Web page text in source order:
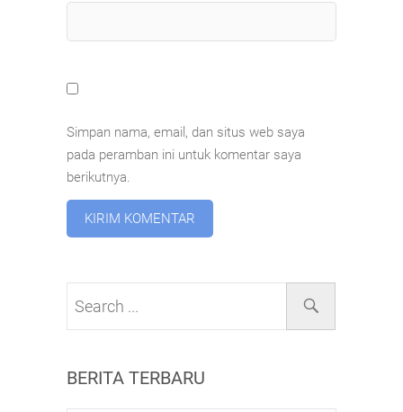
Simpan nama, email, dan situs web saya
pada peramban ini untuk komentar saya
berikutnya.
BERITA TERBARU